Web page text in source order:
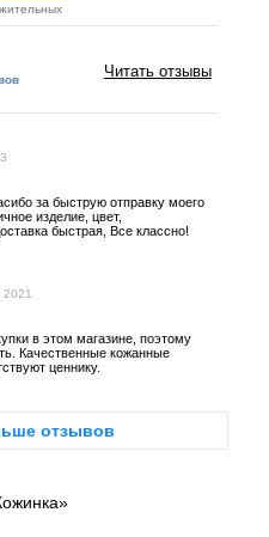
Читать отзывы
за быструю отправку моего
изделие, цвет,
быстрая, Все классно!
2021
в этом магазине, поэтому
Качественные кожанные
ценнику.
отзывов